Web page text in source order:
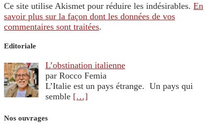
Ce site utilise Akismet pour réduire les indésirables. En
savoir plus sur la façon dont les données de vos
commentaires sont traitées.
Editoriale
L’obstination italienne
par Rocco Femia
L’Italie est un pays étrange. Un pays qui
semble […]
Nos ouvrages